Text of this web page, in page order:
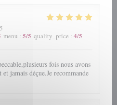
menu : 5/5 quality_price : 4/5
fois nous avons
jamais déçue.Je recommande